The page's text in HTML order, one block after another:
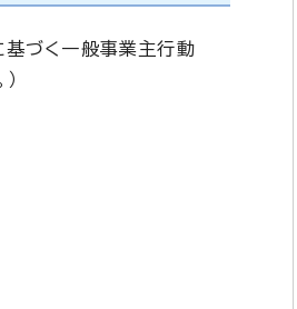
基づく一般事業主行動